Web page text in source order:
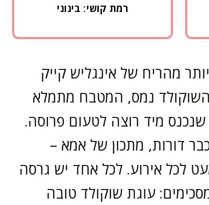
רמת קושי: בינוני
מהריח של אינגליש קייק
נמס, המטבח מתמלא
מיד רוצה לטעום פרוסה.
דורות, מתכון של אמא –
לכל אירוע. לכל אחד יש גרסה
עוגת שוקולד טובה